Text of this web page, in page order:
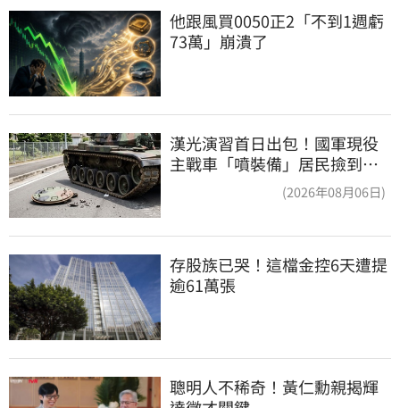
他跟風買0050正2「不到1週虧
73萬」崩潰了
漢光演習首日出包！國軍現役
主戰車「噴裝備」居民撿到零
(2026年08月06日)
存股族已哭！這檔金控6天遭提
逾61萬張
聰明人不稀奇！黃仁勳親揭輝